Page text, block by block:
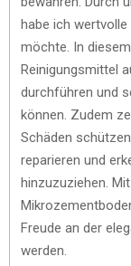
habe ich wertvolle
möchte. In
Reinigungsmittel
durchführen und
können. Zudem
Schäden
reparieren und
hinzuzuziehen.
Freude an der
werden.